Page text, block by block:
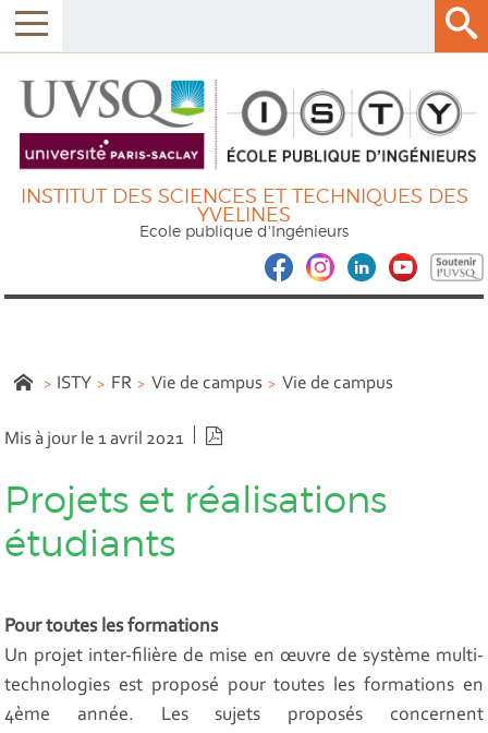
INSTITUT DES SCIENCES ET TECHNIQUES DES
YVELINES
Ecole publique d'Ingénieurs
ISTY FR Vie de campus Vie de campus
Mis à jour le 1 avril 2021
Projets et réalisations
étudiants
Pour toutes les formations
Un projet inter-filière de mise en œuvre de système multi-
technologies est proposé pour toutes les formations en
4ème année. Les sujets proposés concernent